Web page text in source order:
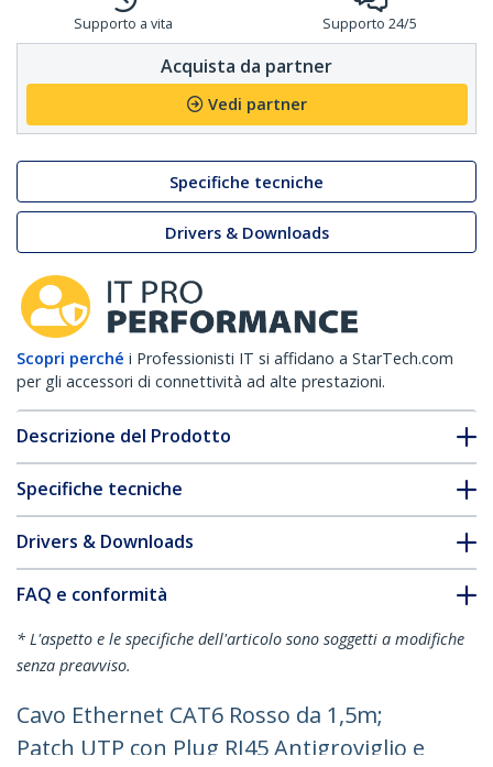
Supporto a vita Supporto 24/5
Acquista da partner
Vedi partner
Specifiche tecniche
Drivers & Downloads
Scopri perché i Professionisti IT si affidano a StarTech.com
per gli accessori di connettività ad alte prestazioni.
Descrizione del Prodotto
Specifiche tecniche
Drivers & Downloads
FAQ e conformità
* L'aspetto e le specifiche dell'articolo sono soggetti a modifiche
senza preavviso.
Cavo Ethernet CAT6 Rosso da 1,5m;
Patch UTP con Plug RJ45 Antigroviglio e